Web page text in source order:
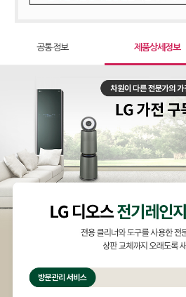
공통정보 제품상세정보